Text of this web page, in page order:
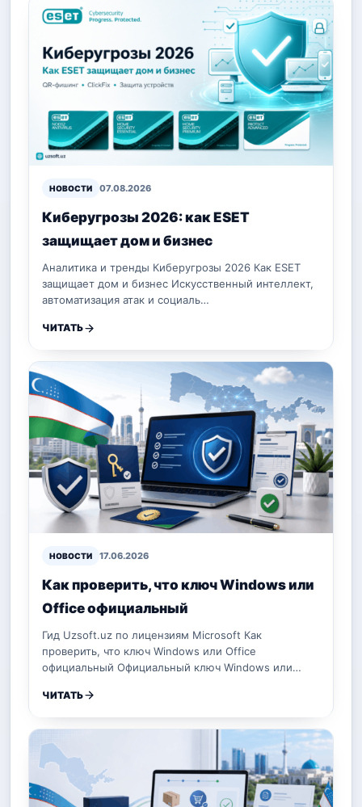
НОВОСТИ 07.08.2026
Киберугрозы 2026: как ESET
защищает дом и бизнес
Аналитика и тренды Киберугрозы 2026 Как ESET
защищает дом и бизнес Искусственный интеллект,
автоматизация атак и социаль…
ЧИТАТЬ
НОВОСТИ 17.06.2026
Как проверить, что ключ Windows или
Office официальный
Гид Uzsoft.uz по лицензиям Microsoft Как
проверить, что ключ Windows или Office
официальный Официальный ключ Windows или…
ЧИТАТЬ